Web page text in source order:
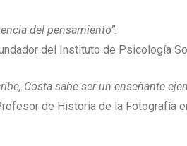
del pensamiento”.
del Instituto de Psicología
Costa sabe ser un enseñante
de Historia de la Fotografía